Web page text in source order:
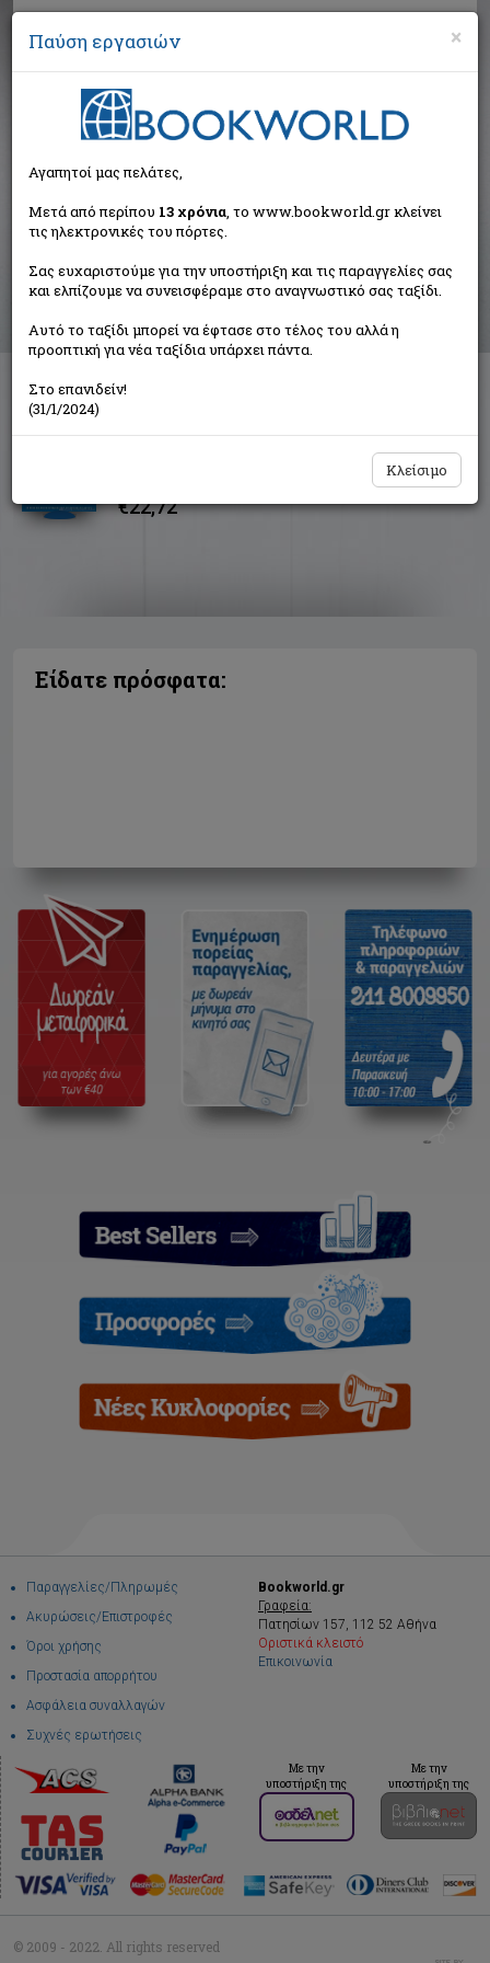
Αναζήτηση
Αποτελέσματα αναζήτησης
Συγγραφέας: Randall Sandie (1 βιβλία)
Ταξινόμηση ανά:
Σκωτία
€22,72
Είδατε πρόσφατα:
Παραγγελίες/Πληρωμές
Ακυρώσεις/Επιστροφές
Όροι χρήσης
Προστασία απορρήτου
Ασφάλεια συναλλαγών
Συχνές ερωτήσεις
Bookworld.gr
Γραφεία:
Πατησίων 157, 112 52 Αθήνα
Οριστικά κλειστό
Επικοινωνία
Με την
υποστήριξη της
Με την
υποστήριξη της
© 2009 - 2022. All rights reserved
×
Παύση εργασιών
Αγαπητοί μας πελάτες,
Μετά από περίπου 13 χρόνια, το www.bookworld.gr κλείνει
τις ηλεκτρονικές του πόρτες.
Σας ευχαριστούμε για την υποστήριξη και τις παραγγελίες σας
και ελπίζουμε να συνεισφέραμε στο αναγνωστικό σας ταξίδι.
Αυτό το ταξίδι μπορεί να έφτασε στο τέλος του αλλά η
προοπτική για νέα ταξίδια υπάρχει πάντα.
Στο επανιδείν!
(31/1/2024)
Κλείσιμο